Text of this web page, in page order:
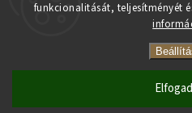
funkcionalitását, teljesítményét
Copyright 2026